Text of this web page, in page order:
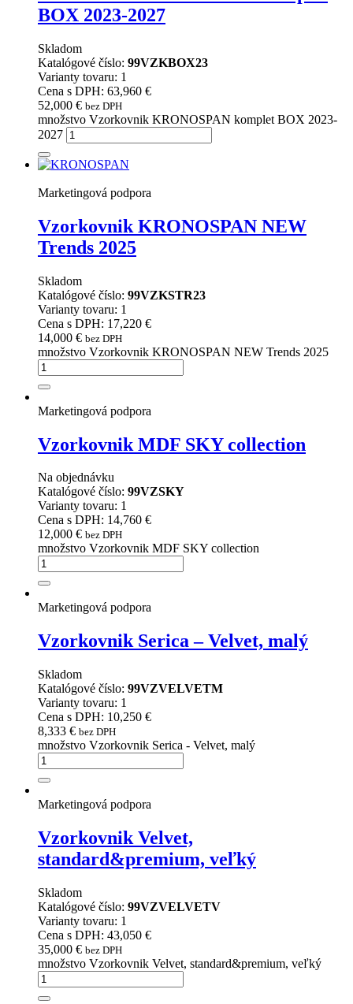
BOX 2023-2027
Skladom
Katalógové číslo: 99VZKBOX23
Varianty tovaru: 1
Cena s DPH: 63,960 €
52,000 € bez DPH
množstvo Vzorkovnik KRONOSPAN komplet BOX 2023-
2027
Marketingová podpora
Vzorkovnik KRONOSPAN NEW
Trends 2025
Skladom
Katalógové číslo: 99VZKSTR23
Varianty tovaru: 1
Cena s DPH: 17,220 €
14,000 € bez DPH
množstvo Vzorkovnik KRONOSPAN NEW Trends 2025
Marketingová podpora
Vzorkovnik MDF SKY collection
Na objednávku
Katalógové číslo: 99VZSKY
Varianty tovaru: 1
Cena s DPH: 14,760 €
12,000 € bez DPH
množstvo Vzorkovnik MDF SKY collection
Marketingová podpora
Vzorkovnik Serica – Velvet, malý
Skladom
Katalógové číslo: 99VZVELVETM
Varianty tovaru: 1
Cena s DPH: 10,250 €
8,333 € bez DPH
množstvo Vzorkovnik Serica - Velvet, malý
Marketingová podpora
Vzorkovnik Velvet,
standard&premium, veľký
Skladom
Katalógové číslo: 99VZVELVETV
Varianty tovaru: 1
Cena s DPH: 43,050 €
35,000 € bez DPH
množstvo Vzorkovnik Velvet, standard&premium, veľký